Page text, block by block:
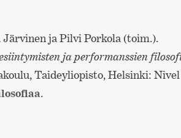
ja Pilvi Porkola (toim.).
ja performanssien
Taideyliopisto, Helsinki: Nivel
.